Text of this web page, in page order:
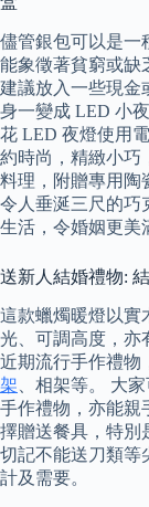
儘管銀包可以是一
能象徵著貧窮或缺
建議放入一些現金
身一變成 LED 小
花 LED 夜燈使用
約時尚，精緻小巧
料理，附贈專用陶
令人垂涎三尺的巧
生活，令婚姻更美
送新人結婚禮物:
這款蠟燭暖燈以實
光、可調高度，亦
近期流行手作禮物
架 、相架等。 大
手作禮物，亦能親
擇贈送餐具，特別
切記不能送刀類等
計及需要。